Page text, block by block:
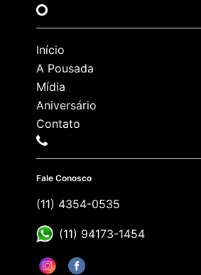
Início
A Pousada
Mídia
Aniversário
Contato
Fale Conosco
(11) 4354-0535
(11) 94173-1454